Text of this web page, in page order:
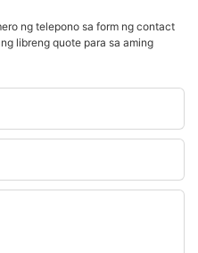
ng telepono sa form ng contact
libreng quote para sa aming